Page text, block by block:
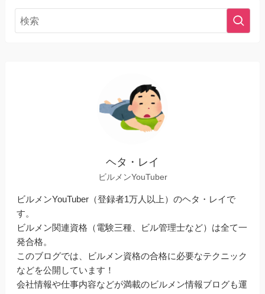
ヘタ・レイ
ビルメンYouTuber
ビルメンYouTuber（登録者1万人以上）のヘタ・レイで
す。
ビルメン関連資格（電験三種、ビル管理士など）は全て一
発合格。
このブログでは、ビルメン資格の合格に必要なテクニック
などを公開しています！
会社情報や仕事内容などが満載のビルメン情報ブログも運